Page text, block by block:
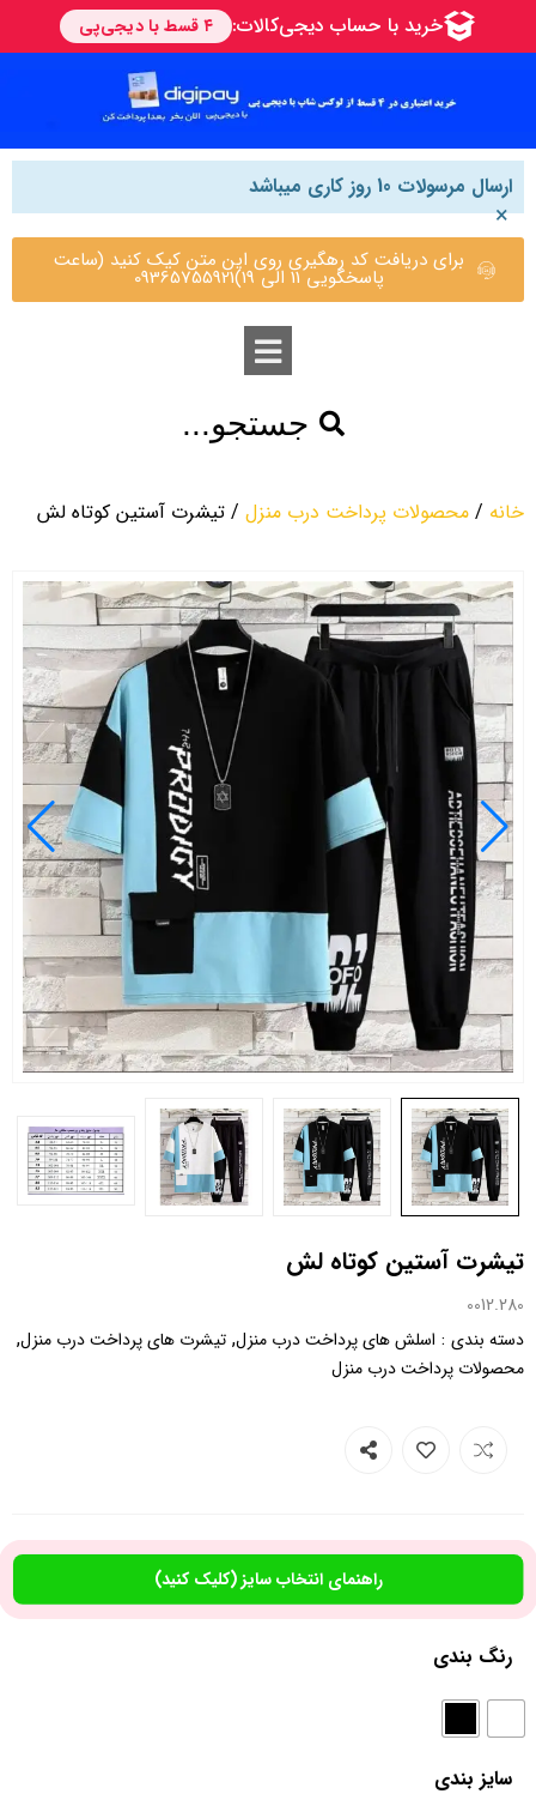
ارسال مرسولات 10 روز کاری میباشد
×
برای دریافت کد رهگیری روی این متن کیک کنید (ساعت
پاسخگویی 11 الی 19)09365755921
جستجو...
خانه / محصولات پرداخت درب منزل / تیشرت آستین کوتاه لش
تیشرت آستین کوتاه لش
0012.280
دسته بندی : اسلش های پرداخت درب منزل, تیشرت های پرداخت درب منزل,
محصولات پرداخت درب منزل
راهنمای انتخاب سایز (کلیک کنید)
رنگ بندی
سایز بندی